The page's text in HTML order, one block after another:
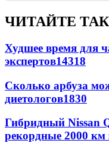
ЧИТАЙТЕ
Худшее время для
экспертов14318
Сколько арбуза
диетологов1830
Гибридный Nissan
рекордные 2000 км